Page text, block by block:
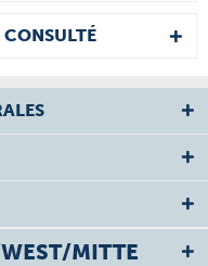
CONSULTÉ
MITTE